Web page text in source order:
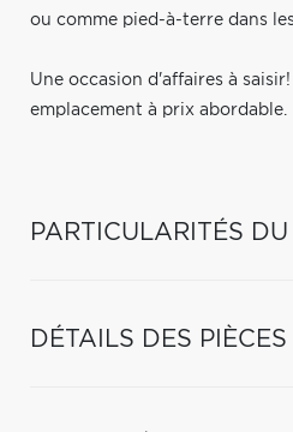
ou comme pied-à-terre dans
Une occasion d'affaires à
emplacement à prix abordable.
PARTICULARITÉS
DÉTAILS DES PIÈCES